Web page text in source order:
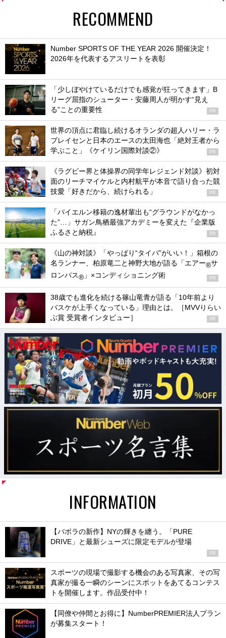
RECOMMEND
Number SPORTS OF THE YEAR 2026 開催決定！
2026年を代表するアスリートを表彰
「少しぼやけているだけでも感覚が狂ってきます」B
リーグ屈指のシューター・安藤周人が明かす“見え
る”ことの重要性
PR
世界の頂点に君臨し続けるオランダの超人ハリー・ラ
ブレイセンと日本のエースの太田海也「絶対王者から
学ぶこと」《ケイリン国際対談②》
PR
《ラグビー界と体操界の同学年レジェンド対談》初対
面のリーチマイケルと内村航平が本音で語り合った競
技愛「好きだから、続けられる」
PR
「バイエルン移籍の逸材輩出も“グラウンドがなかっ
た”…」サガン鳥栖最強アカデミーを変えた『企業版
ふるさと納税』
PR
《山の神対談》「やっぱり“タイパ”がいい！」箱根の
名ランナー、柏原竜二と神野大地が語る「エアー®サ
ロンパス® 」×コンディショニング術 PR
38歳でも進化を続ける篠山竜青が語る「10年前より
バスケが上手くなっている」理由とは。［MVVりらい
ぶ賞 受賞者インタビュー］
PR
INFORMATION
【バボラの新作】NYの輝きを纏う。「PURE
DRIVE」と最新シューズに限定モデルが登場
PR
スポーツの現場で撮影する機会のある写真家、その写
真家が撮る一瞬のシーンにスポットをあてるコンテス
トを開催します。作品受付中！
【同僚や仲間とお得に】NumberPREMIER法人プラン
が募集スタート！